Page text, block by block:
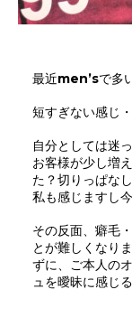
最近men’sで多
短すぎない感じ・
自分としては迷
お客様が少し増
た？切りっぱな
私も感じますし
その反面、癖毛
とが難しくなり
ずに、ご本人の
ュを曖昧に感じ